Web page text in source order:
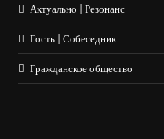
Актуально | Резонанс
Гость | Собеседник
Гражданское общество